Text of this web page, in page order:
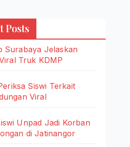
Posts
Surabaya Jelaskan
Truk KDMP
Siswi Terkait
Viral
Unpad Jadi Korban
di Jatinangor